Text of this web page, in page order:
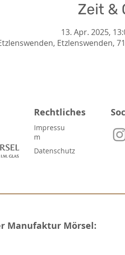
Zeit &
13. Apr. 2025,
Etzlenswenden,
Rechtliches
Impressu
m
Datenschutz
Manufaktur Mörsel: